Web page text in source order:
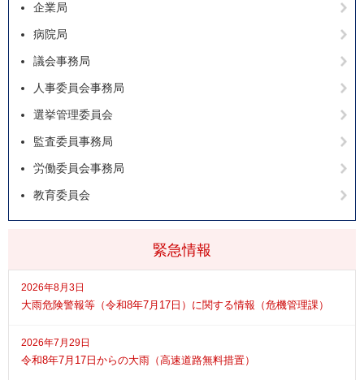
緊急情報
2026年8月3日
大雨危険警報等（令和8年7月17日）に関する情報（危機管理課）
2026年7月29日
令和8年7月17日からの大雨（高速道路無料措置）
企業局
病院局
議会事務局
人事委員会事務局
選挙管理委員会
監査委員事務局
労働委員会事務局
教育委員会